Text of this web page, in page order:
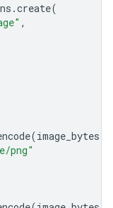
.create(
,
(image_bytes
png"